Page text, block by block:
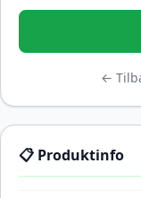
←
📋 Produktinfo